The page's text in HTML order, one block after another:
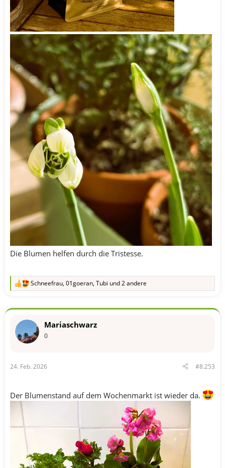
Die Blumen helfen durch die Tristesse.
R
k
o
:
Schneefrau, 01goeran, Tubi und 2 andere
Mariaschwarz
0
24. Feb. 2026 #8.253
Der Blumenstand auf dem Wochenmarkt ist wieder da.